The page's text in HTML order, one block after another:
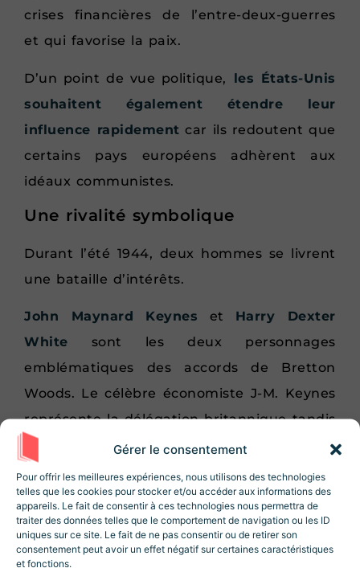
Gérer le consentement
Pour offrir les meilleures expériences, nous utilisons des technologies
telles que les cookies pour stocker et/ou accéder aux informations des
appareils. Le fait de consentir à ces technologies nous permettra de
traiter des données telles que le comportement de navigation ou les ID
uniques sur ce site. Le fait de ne pas consentir ou de retirer son
consentement peut avoir un effet négatif sur certaines caractéristiques
et fonctions.
crises financières de l’entre-deux-guerres
et qui favorise la paix.
D’un point de vue politique, les États-Unis
souhaitent également étendre leur
influence rapidement car ils redoutent que
certains pays européens adhèrent aux
idéaux communistes.
Une rivalité symbolique
Durant l’été 1944, deux hommes se livrent
une bataille d’intérêts.
John Maynard Keynes et Harry Dexter
White sont les deux personnages
emblématiques des accords de Bretton
Woods. Le célèbre économiste J-M. Keynes
représente la délégation britannique tandis
que H. White, assistant au trésor
américain, représente les États-Unis.
À cette époque l’économiste londonien
possède déjà une renommée
internationale de par ses nombreux
Rejoignez la Newsletter
Revue Histoire !
10% de réduction sur la boutique lors de
votre inscription ! Des articles, des
ressources et des contenus exclusifs 😃